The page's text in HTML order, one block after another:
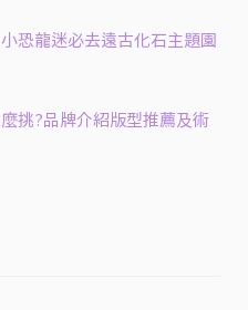
恐龍迷必去遠古化石主題園
挑?品牌介紹版型推薦及術